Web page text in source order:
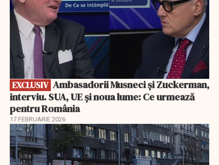
EXCLUSIV
interviu. SUA, UE și noua lume: Ce urmează
pentru România
17 FEBRUARIE 2026